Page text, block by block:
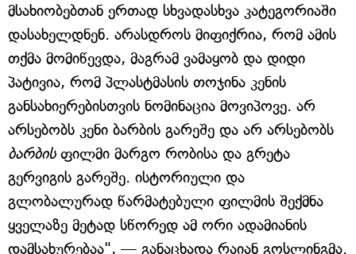
მსახიობებთან ერთად სხვადასხვა კატეგორიაში
დასახელდნენ. არასდროს მიფიქრია, რომ ამის
თქმა მომიწევდა, მაგრამ ვამაყობ და დიდი
პატივია, რომ პლასტმასის თოჯინა კენის
განსახიერებისთვის ნომინაცია მოვიპოვე. არ
არსებობს კენი ბარბის გარეშე და არ არსებობს
ბარბისფილმი მარგო რობისა და გრეტა
გერვიგის გარეშე. ისტორიული და
გლობალურად წარმატებული ფილმის შექმნა
ყველაზე მეტად სწორედ ამ ორი ადამიანის
დამსახურებაა", — განაცხადა რაიან გოსლინგმა.